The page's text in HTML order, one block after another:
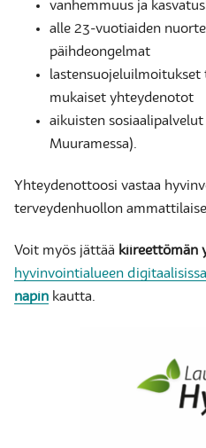
vanhemmuus ja
alle 23-vuotiaiden
päihdeongelmat
lastensuojeluilmoitukset
mukaiset yhteydenotot
aikuisten sosiaalipalvelut
Muuramessa).
Yhteydenottoosi vastaa
terveydenhuollon
Voit myös jättää kiireettömän
hyvinvointialueen
napin kautta.